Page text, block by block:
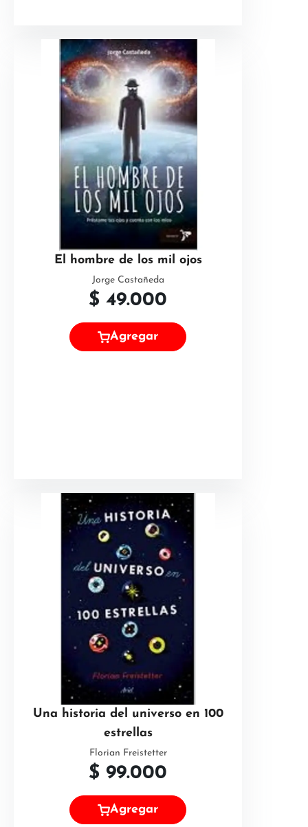
El hombre de los mil ojos
Jorge Castañeda
$ 49.000
Agregar
Una historia del universo en 100
estrellas
Florian Freistetter
$ 99.000
Agregar